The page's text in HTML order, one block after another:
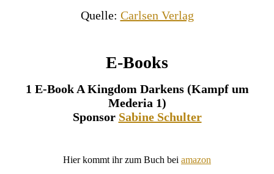
Quelle: Carlsen Verlag
E-Books
1 E-Book A Kingdom Darkens (Kampf um
Mederia 1)
Sponsor Sabine Schulter
Hier kommt ihr zum Buch bei amazon